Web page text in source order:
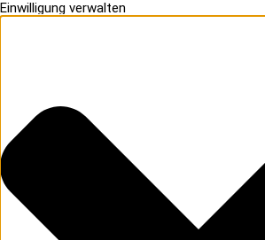
Einwilligung verwalten